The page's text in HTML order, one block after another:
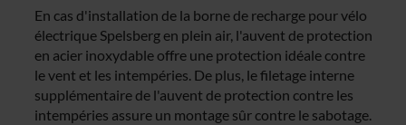
En cas d'installation de la borne de recharge pour vélo
électrique Spelsberg en plein air, l'auvent de protection
en acier inoxydable offre une protection idéale contre
le vent et les intempéries. De plus, le filetage interne
supplémentaire de l'auvent de protection contre les
intempéries assure un montage sûr contre le sabotage.